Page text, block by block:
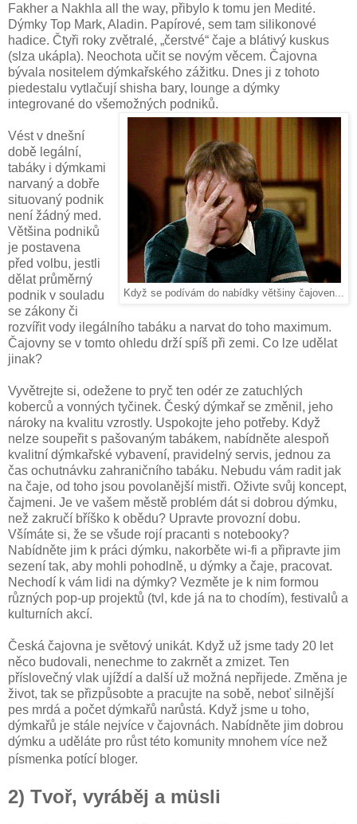
Fakher a Nakhla all the way, přibylo k tomu jen Medité.
Dýmky Top Mark, Aladin. Papírové, sem tam silikonové
hadice. Čtyři roky zvětralé, „čerstvé“ čaje a blátivý kuskus
(slza ukápla). Neochota učit se novým věcem. Čajovna
bývala nositelem dýmkařského zážitku. Dnes ji z tohoto
piedestalu vytlačují shisha bary, lounge a dýmky
integrované do všemožných podniků.
Když se podívám do nabídky většiny čajoven...
Vést v dnešní
době legální,
tabáky i dýmkami
narvaný a dobře
situovaný podnik
není žádný med.
Většina podniků
je postavena
před volbu, jestli
dělat průměrný
podnik v souladu
se zákony či
rozvířit vody ilegálního tabáku a narvat do toho maximum.
Čajovny se v tomto ohledu drží spíš při zemi. Co lze udělat
jinak?
Vyvětrejte si, odežene to pryč ten odér ze zatuchlých
koberců a vonných tyčinek. Český dýmkař se změnil, jeho
nároky na kvalitu vzrostly. Uspokojte jeho potřeby. Když
nelze soupeřit s pašovaným tabákem, nabídněte alespoň
kvalitní dýmkařské vybavení, pravidelný servis, jednou za
čas ochutnávku zahraničního tabáku. Nebudu vám radit jak
na čaje, od toho jsou povolanější mistři. Oživte svůj koncept,
čajmeni. Je ve vašem městě problém dát si dobrou dýmku,
než zakručí bříško k obědu? Upravte provozní dobu.
Všímáte si, že se všude rojí pracanti s notebooky?
Nabídněte jim k práci dýmku, nakorběte wi-fi a připravte jim
sezení tak, aby mohli pohodlně, u dýmky a čaje, pracovat.
Nechodí k vám lidi na dýmky? Vezměte je k nim formou
různých pop-up projektů (tvl, kde já na to chodím), festivalů a
kulturních akcí.
Česká čajovna je světový unikát. Když už jsme tady 20 let
něco budovali, nenechme to zakrnět a zmizet. Ten
příslovečný vlak ujíždí a další už možná nepřijede. Změna je
život, tak se přizpůsobte a pracujte na sobě, neboť silnější
pes mrdá a počet dýmkařů narůstá. Když jsme u toho,
dýmkařů je stále nejvíce v čajovnách. Nabídněte jim dobrou
dýmku a uděláte pro růst této komunity mnohem více než
písmenka potící bloger.
2) Tvoř, vyráběj a müsli